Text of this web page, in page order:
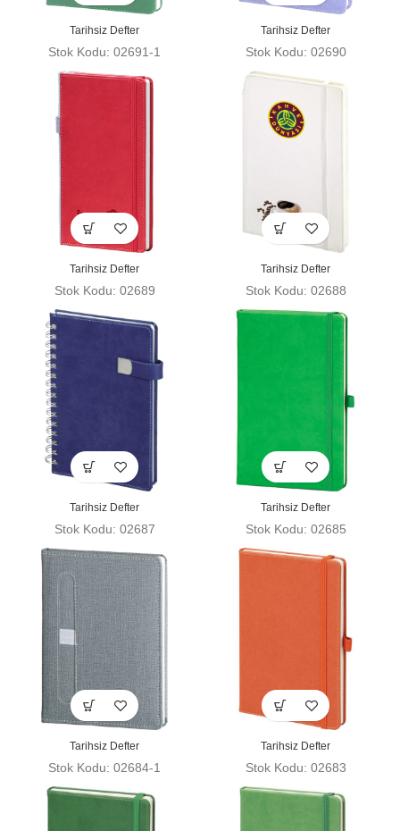
Tarihsiz Defter
Stok Kodu: 02691-1
Tarihsiz Defter
Stok Kodu: 02690
Tarihsiz Defter
Stok Kodu: 02689
Tarihsiz Defter
Stok Kodu: 02688
Tarihsiz Defter
Stok Kodu: 02687
Tarihsiz Defter
Stok Kodu: 02685
Tarihsiz Defter
Stok Kodu: 02684-1
Tarihsiz Defter
Stok Kodu: 02683